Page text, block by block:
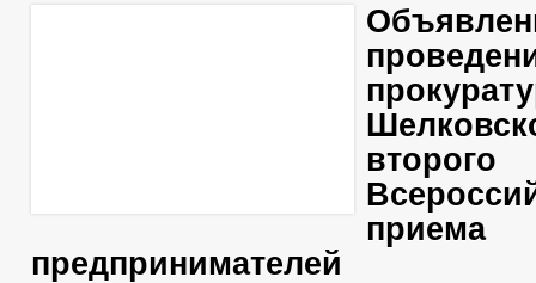
второго
приема
предпринимателей